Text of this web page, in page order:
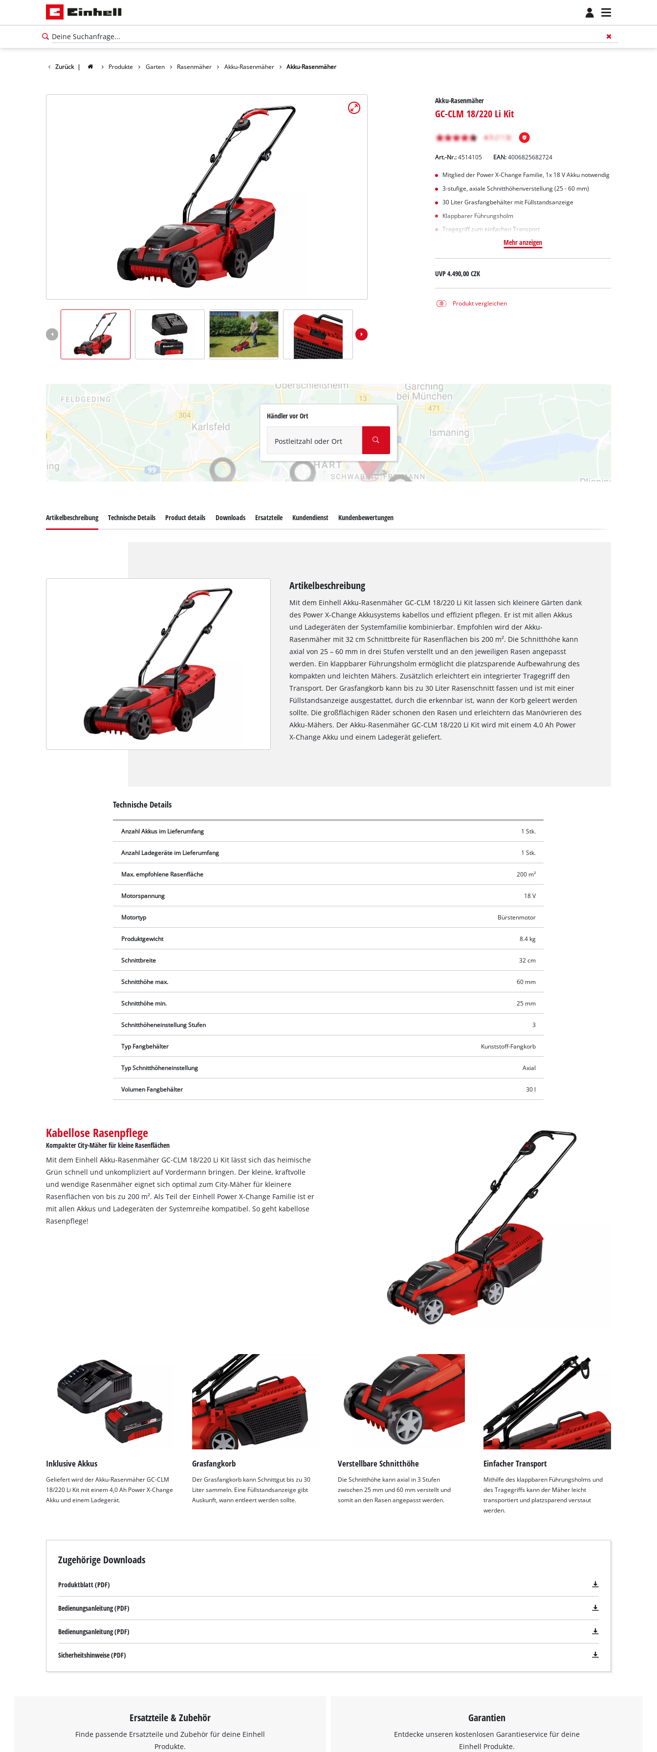
Zurück | Produkte Garten Rasenmäher Akku-Rasenmäher Akku-Rasenmäher
Akku-Rasenmäher
GC-CLM 18/220 Li Kit
Art.-Nr.: 4514105 EAN:4006825682724
Mitglied der Power X-Change Familie, 1x 18 V Akku notwendig
3-stufige, axiale Schnitthöhenverstellung (25 - 60 mm)
30 Liter Grasfangbehälter mit Füllstandsanzeige
Klappbarer Führungsholm
Tragegriff zum einfachen Transport
Mehr anzeigen
UVP4.490,00 CZK
Produkt vergleichen
Händler vor Ort
Postleitzahl oder Ort
This content is not permitted to load due
visitor. The website owner needs to setup
Artikelbeschreibung Technische Details Product details Downloads Ersatzteile Kundendienst Kundenbewertungen
Artikelbeschreibung
Mit dem Einhell Akku-Rasenmäher GC-CLM 18/220 Li Kit lassen sich kleinere Gärten dank
des Power X-Change Akkusystems kabellos und effizient pflegen. Er ist mit allen Akkus
und Ladegeräten der Systemfamilie kombinierbar. Empfohlen wird der Akku-
Rasenmäher mit 32 cm Schnittbreite für Rasenflächen bis 200 m². Die Schnitthöhe kann
axial von 25 – 60 mm in drei Stufen verstellt und an den jeweiligen Rasen angepasst
werden. Ein klappbarer Führungsholm ermöglicht die platzsparende Aufbewahrung des
kompakten und leichten Mähers. Zusätzlich erleichtert ein integrierter Tragegriff den
Transport. Der Grasfangkorb kann bis zu 30 Liter Rasenschnitt fassen und ist mit einer
Füllstandsanzeige ausgestattet, durch die erkennbar ist, wann der Korb geleert werden
sollte. Die großflächigen Räder schonen den Rasen und erleichtern das Manövrieren des
Akku-Mähers. Der Akku-Rasenmäher GC-CLM 18/220 Li Kit wird mit einem 4,0 Ah Power
X-Change Akku und einem Ladegerät geliefert.
Technische Details
Anzahl Akkus im Lieferumfang 1 Stk.
Anzahl Ladegeräte im Lieferumfang 1 Stk.
Max. empfohlene Rasenfläche 200 m²
Motorspannung 18 V
Motortyp Bürstenmotor
Produktgewicht 8.4 kg
Schnittbreite 32 cm
Schnitthöhe max. 60 mm
Schnitthöhe min. 25 mm
Schnitthöheneinstellung Stufen 3
Typ Fangbehälter Kunststoff-Fangkorb
Typ Schnitthöheneinstellung Axial
Volumen Fangbehälter 30 l
Kabellose Rasenpflege
Kompakter City-Mäher für kleine Rasenflächen
Mit dem Einhell Akku-Rasenmäher GC-CLM 18/220 Li Kit lässt sich das heimische
Grün schnell und unkompliziert auf Vordermann bringen. Der kleine, kraftvolle
und wendige Rasenmäher eignet sich optimal zum City-Mäher für kleinere
Rasenflächen von bis zu 200 m². Als Teil der Einhell Power X-Change Familie ist er
mit allen Akkus und Ladegeräten der Systemreihe kompatibel. So geht kabellose
Rasenpflege!
Inklusive Akkus
Geliefert wird der Akku-Rasenmäher GC-CLM
18/220 Li Kit mit einem 4,0 Ah Power X-Change
Akku und einem Ladegerät.
Grasfangkorb
Der Grasfangkorb kann Schnittgut bis zu 30
Liter sammeln. Eine Füllstandsanzeige gibt
Auskunft, wann entleert werden sollte.
Verstellbare Schnitthöhe
Die Schnitthöhe kann axial in 3 Stufen
zwischen 25 mm und 60 mm verstellt und
somit an den Rasen angepasst werden.
Einfacher Transport
Mithilfe des klappbaren Führungsholms und
des Tragegriffs kann der Mäher leicht
transportiert und platzsparend verstaut
werden.
Zugehörige Downloads
Produktblatt (PDF)
Bedienungsanleitung (PDF)
Bedienungsanleitung (PDF)
Sicherheitshinweise (PDF)
Ersatzteile & Zubehör
Finde passende Ersatzteile und Zubehör für deine Einhell
Produkte.
Garantien
Entdecke unseren kostenlosen Garantieservice für deine
Einhell Produkte.